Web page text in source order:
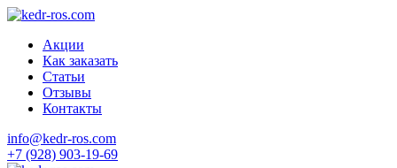
Акции
Как заказать
Статьи
Отзывы
Контакты
info@kedr-ros.com
+7 (928) 903-19-69